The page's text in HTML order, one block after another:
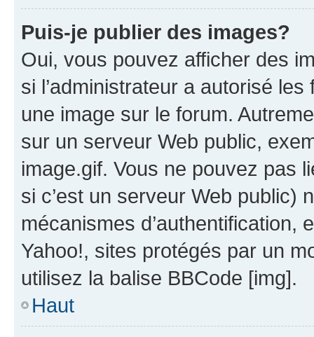
Puis-je publier des images?
Oui, vous pouvez afficher des
si l’administrateur a autorisé
une image sur le forum.
sur un serveur Web public,
image.gif. Vous ne pouvez pas
si c’est un serveur Web public)
mécanismes d’authentification,
Yahoo!, sites protégés par un
utilisez la balise BBCode [img].
Haut